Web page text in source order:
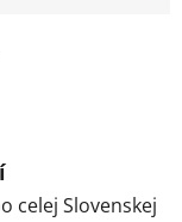
celej Slovenskej